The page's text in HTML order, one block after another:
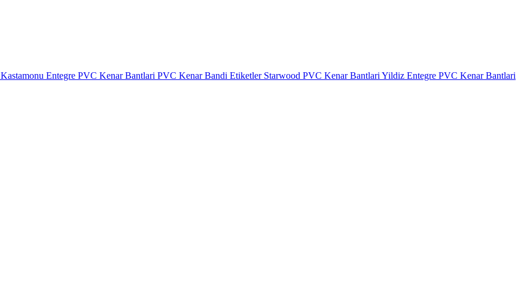
Kastamonu Entegre PVC Kenar Bantlari PVC Kenar Bandi Etiketler Starwood PVC Kenar Bantlari Yildiz Entegre PVC Kenar Bantlari